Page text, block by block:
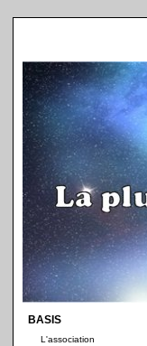
BASIS
L'association